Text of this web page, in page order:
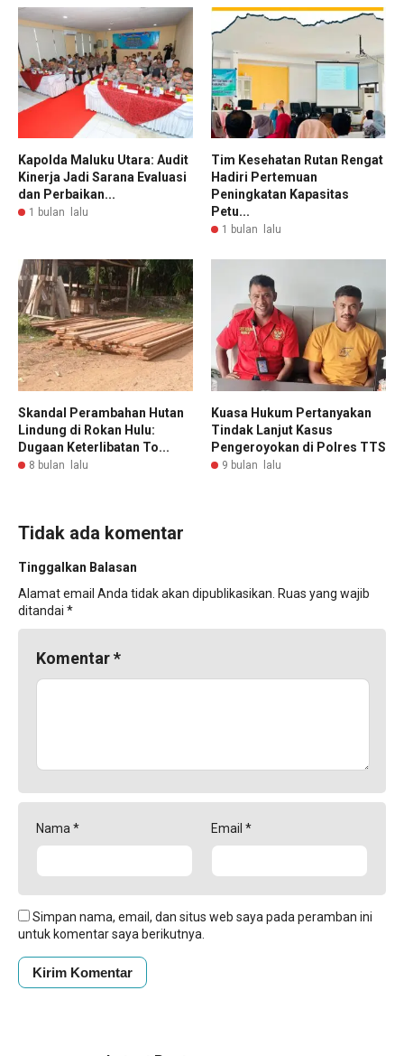
Kapolda Maluku Utara: Audit
Kinerja Jadi Sarana Evaluasi
dan Perbaikan...
1 bulan lalu
Tim Kesehatan Rutan Rengat
Hadiri Pertemuan
Peningkatan Kapasitas
Petu...
1 bulan lalu
Skandal Perambahan Hutan
Lindung di Rokan Hulu:
Dugaan Keterlibatan To...
8 bulan lalu
Kuasa Hukum Pertanyakan
Tindak Lanjut Kasus
Pengeroyokan di Polres TTS
9 bulan lalu
Tidak ada komentar
Tinggalkan Balasan
Alamat email Anda tidak akan dipublikasikan. Ruas yang wajib
ditandai *
Komentar*
Nama * Email *
Simpan nama, email, dan situs web saya pada peramban ini
untuk komentar saya berikutnya.